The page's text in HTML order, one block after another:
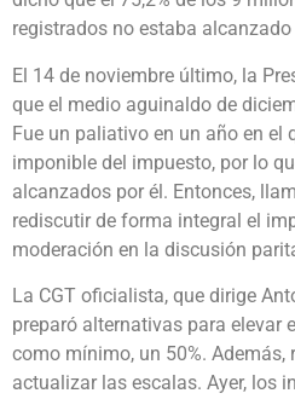
registrados no estaba
El 14 de noviembre último, la
que el medio aguinaldo de
Fue un paliativo en un año en el
imponible del impuesto, por lo
alcanzados por él. Entonces,
rediscutir de forma integral el
moderación en la discusión
La CGT oficialista, que dirige
preparó alternativas para elevar
como mínimo, un 50%.
actualizar las escalas. Ayer, los